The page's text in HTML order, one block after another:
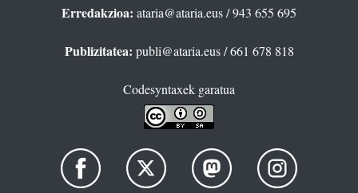
Erredakzioa: ataria@ataria.eus/ 943 655 695
Publizitatea: publi@ataria.eus/ 661 678 818
Codesyntaxek garatua